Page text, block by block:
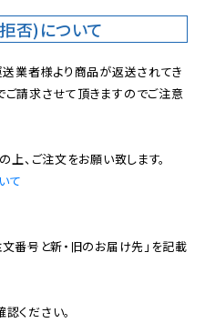
否)について
業者様より商品が返送されてき
請求させて頂きますのでご注意
て
文番号と新・旧のお届け先」を記載
ください。